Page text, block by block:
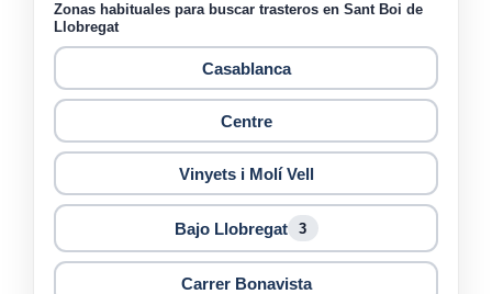
Zonas habituales para buscar trasteros en Sant Boi de
Llobregat
Casablanca
Centre
Vinyets i Molí Vell
Bajo Llobregat 3
Carrer Bonavista